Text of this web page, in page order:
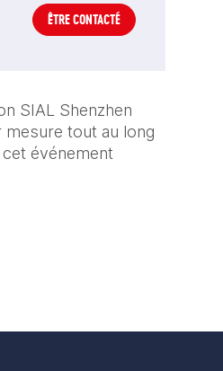
ÊTRE CONTACTÉ
SIAL Shenzhen
tout au long
événement